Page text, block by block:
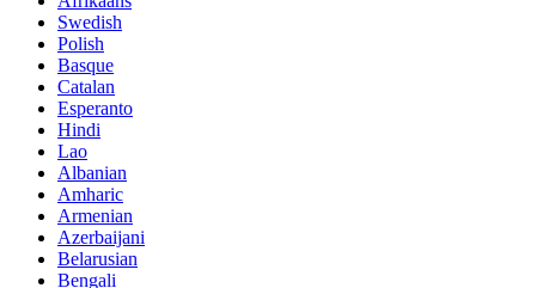
Swedish
Polish
Basque
Catalan
Esperanto
Hindi
Lao
Albanian
Amharic
Armenian
Azerbaijani
Belarusian
Bengali